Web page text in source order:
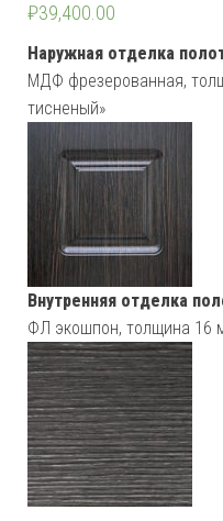
₽39,400.00
Наружная отделка
МДФ фрезерованная,
тисненый»
Внутренняя отделка
ФЛ экошпон, толщина 16